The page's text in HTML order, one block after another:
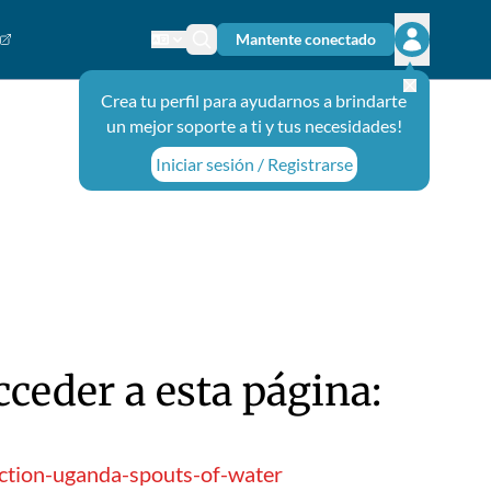
Cambiar el idioma
Ícono de búsqueda
Mantente conectado
Abrir el
Crea tu perfil para ayudarnos a brindarte
un mejor soporte a ti y tus necesidades!
Iniciar sesión / Registrarse
a esta página:
uganda-spouts-of-water